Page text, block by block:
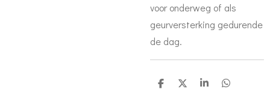
voor onderweg of als
geurversterking gedurende
de dag.
D
D
S
D